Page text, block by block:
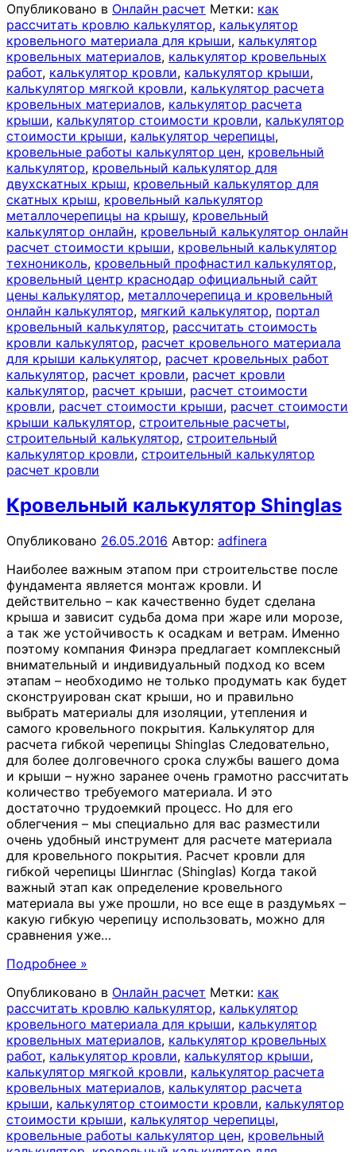
Опубликовано в Онлайн расчет Метки: как
рассчитать кровлю калькулятор, калькулятор
кровельного материала для крыши, калькулятор
кровельных материалов, калькулятор кровельных
работ, калькулятор кровли, калькулятор крыши,
калькулятор мягкой кровли, калькулятор расчета
кровельных материалов, калькулятор расчета
крыши, калькулятор стоимости кровли, калькулятор
стоимости крыши, калькулятор черепицы,
кровельные работы калькулятор цен, кровельный
калькулятор, кровельный калькулятор для
двухскатных крыш, кровельный калькулятор для
скатных крыш, кровельный калькулятор
металлочерепицы на крышу, кровельный
калькулятор онлайн, кровельный калькулятор онлайн
расчет стоимости крыши, кровельный калькулятор
технониколь, кровельный профнастил калькулятор,
кровельный центр краснодар официальный сайт
цены калькулятор, металлочерепица и кровельный
онлайн калькулятор, мягкий калькулятор, портал
кровельный калькулятор, рассчитать стоимость
кровли калькулятор, расчет кровельного материала
для крыши калькулятор, расчет кровельных работ
калькулятор, расчет кровли, расчет кровли
калькулятор, расчет крыши, расчет стоимости
кровли, расчет стоимости крыши, расчет стоимости
крыши калькулятор, строительные расчеты,
строительный калькулятор, строительный
калькулятор кровли, строительный калькулятор
расчет кровли
Кровельный калькулятор Shinglas
Опубликовано 26.05.2016 Автор: adfinera
Наиболее важным этапом при строительстве после
фундамента является монтаж кровли. И
действительно – как качественно будет сделана
крыша и зависит судьба дома при жаре или морозе,
а так же устойчивость к осадкам и ветрам. Именно
поэтому компания Финэра предлагает комплексный
внимательный и индивидуальный подход ко всем
этапам – необходимо не только продумать как будет
сконструирован скат крыши, но и правильно
выбрать материалы для изоляции, утепления и
самого кровельного покрытия. Калькулятор для
расчета гибкой черепицы Shinglas Следовательно,
для более долговечного срока службы вашего дома
и крыши – нужно заранее очень грамотно рассчитать
количество требуемого материала. И это
достаточно трудоемкий процесс. Но для его
облегчения – мы специально для вас разместили
очень удобный инструмент для расчете материала
для кровельного покрытия. Расчет кровли для
гибкой черепицы Шинглас (Shinglas) Когда такой
важный этап как определение кровельного
материала вы уже прошли, но все еще в раздумьях –
какую гибкую черепицу использовать, можно для
сравнения уже…
Подробнее »
Опубликовано в Онлайн расчет Метки: как
рассчитать кровлю калькулятор, калькулятор
кровельного материала для крыши, калькулятор
кровельных материалов, калькулятор кровельных
работ, калькулятор кровли, калькулятор крыши,
калькулятор мягкой кровли, калькулятор расчета
кровельных материалов, калькулятор расчета
крыши, калькулятор стоимости кровли, калькулятор
стоимости крыши, калькулятор черепицы,
кровельные работы калькулятор цен, кровельный